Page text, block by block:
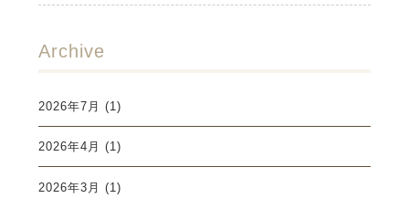
Archive
2026年7月 (1)
2026年4月 (1)
2026年3月 (1)